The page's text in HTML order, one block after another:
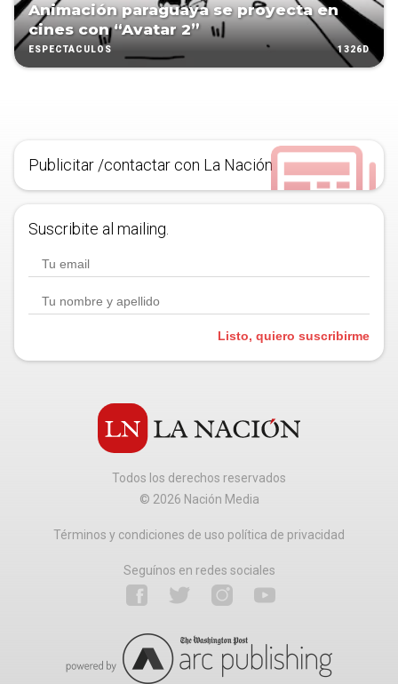
Animación paraguaya se proyecta en
cines con “Avatar 2”
ESPECTÁCULOS 1326D
Publicitar /contactar con La Nación
Suscribite al mailing.
Listo, quiero suscribirme
Todos los derechos reservados
© 2026 Nación Media
Términos y condiciones de uso política de privacidad
Seguínos en redes sociales